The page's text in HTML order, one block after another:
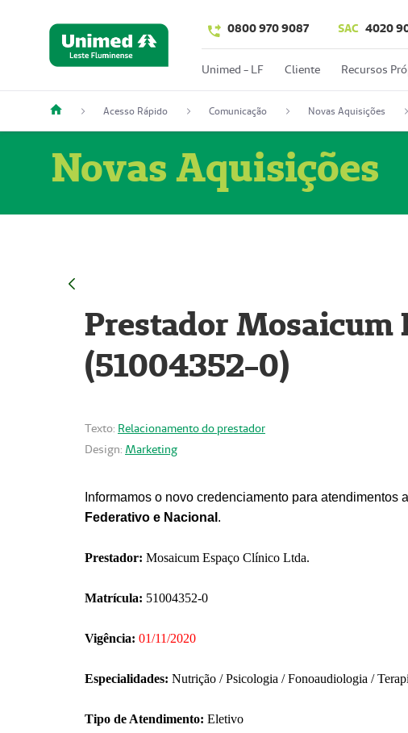
0800 970 9087 SAC 4020
Unimed - LF Cliente Recursos
Acesso Rápido Comunicação Novas Aquisições
Novas Aquisições
Prestador Mosaicum
(51004352-0)
Texto: Relacionamento do prestador
Design: Marketing
Informamos o novo credenciamento para atendimentos
Federativo e Nacional .
Prestador: Mosaicum Espaço Clínico Ltda.
Matrícula: 51004352-0
Vigência: 01/11/2020
Especialidades: Nutrição / Psicologia / Fonoaudiologia /
Tipo de Atendimento: Eletivo